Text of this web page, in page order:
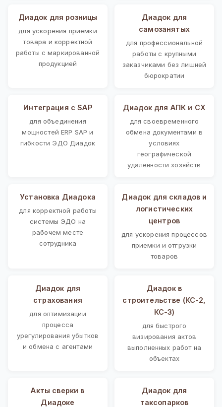
Диадок для розницы
для ускорения приемки
товара и корректной
работы с маркированной
продукцией
Диадок для
самозанятых
для профессиональной
работы с крупными
заказчиками без лишней
бюрократии
Интеграция с SAP
для объединения
мощностей ERP SAP и
гибкости ЭДО Диадок
Диадок для АПК и СХ
для своевременного
обмена документами в
условиях
географической
удаленности хозяйств
Установка Диадока
для корректной работы
системы ЭДО на
рабочем месте
сотрудника
Диадок для складов и
логистических
центров
для ускорения процессов
приемки и отгрузки
товаров
Диадок для
страхования
для оптимизации
процесса
урегулирования убытков
и обмена с агентами
Диадок в
строительстве (КС-2,
КС-3)
для быстрого
визирования актов
выполненных работ на
объектах
Акты сверки в
Диадоке
Диадок для
таксопарков